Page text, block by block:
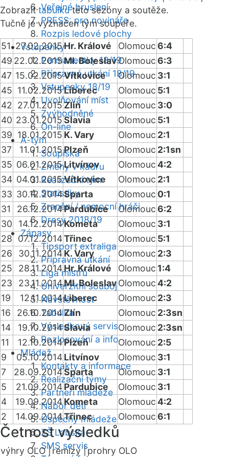
Veřejné bruslení
PRESS: pro novináře
Rozpis ledové plochy
Vstupenky
Permanentky 18/19
Přípravná utkání 18/19
Vstupenky 18/19
Uvolňování míst
Zvýhodněné
On-line
A-tým
Soupiska
Změny v kádru
Realizační tým
Statistiky
Zranění / nemocní hráči
Dresy 2018/19
Zápasy
Tipsport extraliga
Přípravná utkání
Liga mistrů
Univerzitní souboj
Návštěvnost
Tabulka
Výsledkový servis
Rozlosování a info
Mládež
Kontakty a informace
Realizační týmy
Partneři mládeže
Nábor dětí
Úspěchy mládeže
ZŠ Labská
SMS servis
Zobrazittabulkutéto sezóny a soutěže.
Tučně je vyznačen tým soupeře.
51 27.02.2015Hr. Králové Olomouc6:4
49 22.02.2015Ml. BoleslavOlomouc6:3
47 15.02.2015Vítkovice Olomouc 3:1
45 11.02.2015Liberec Olomouc 5:1
42 27.01.2015Zlín Olomouc 3:0
40 23.01.2015Slavia Olomouc 5:1
39 18.01.2015 K. Vary Olomouc 2:1
37
11.01.2015Plzeň Olomouc 2:1sn
35 06.01.2015Litvínov Olomouc4:2
34 04.01.2015Vítkovice Olomouc 2:1
33 30.12.2014Sparta Olomouc 0:1
31
26.12.2014Pardubice Olomouc6:2
30
14.12.2014Kometa Olomouc 3:1
28 07.12.2014Třinec Olomouc 5:1
26
30.11.2014K. Vary Olomouc 2:3
25
28.11.2014Hr. Králové Olomouc 1:4
23
23.11.2014Ml. BoleslavOlomouc4:2
19
12.11.2014Liberec Olomouc 2:3
16
26.10.2014Zlín Olomouc 2:3sn
14
19.10.2014Slavia Olomouc 2:3sn
11
12.10.2014Plzeň Olomouc 2:5
9
05.10.2014Litvínov Olomouc 3:1
7
28.09.2014Sparta Olomouc 3:1
5
21.09.2014Pardubice Olomouc 3:1
4
19.09.2014Kometa Olomouc4:2
2
14.09.2014Třinec Olomouc6:1
Četnost výsledků
výhry OLO |remízy |prohry OLO